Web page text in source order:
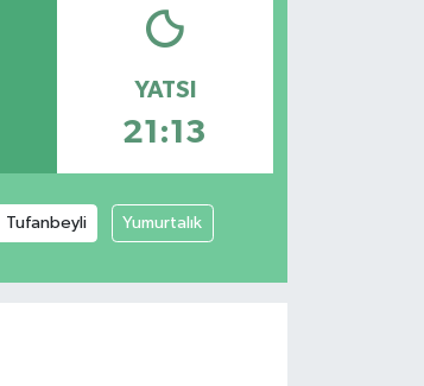
YATSI
21:13
Tufanbeyli Yumurtalık